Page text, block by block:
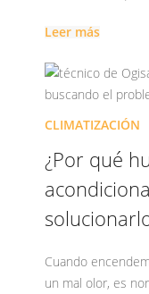
Leer más
CLIMATIZACIÓN
¿Por qué
Cuando
un mal olor, es